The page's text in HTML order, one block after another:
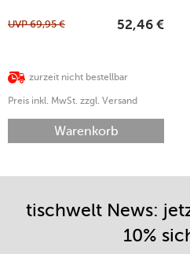
zurzeit nicht bestellbar
UVP69,95 € 52,46 €
Preis inkl. MwSt. zzgl. Versand
Warenkorb
tischwelt News:
10%